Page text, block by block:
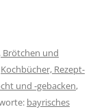
Brötchen und
Kochbücher, Rezept-
und -gebacken,
bayrisches